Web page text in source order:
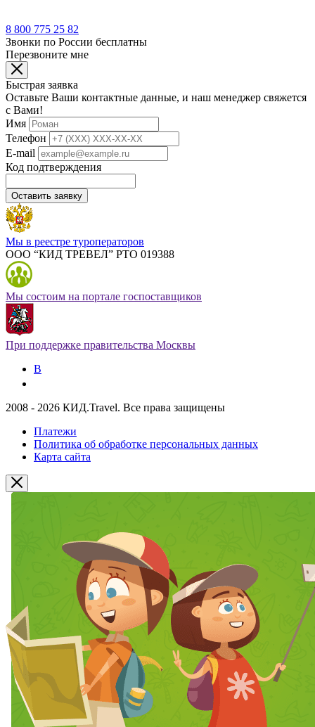
8 800 775 25 82
Звонки по России бесплатны
Перезвоните мне
Быстрая заявка
Оставьте Ваши контактные данные, и наш менеджер свяжется
с Вами!
Имя
Телефон
E-mail
Код подтверждения
Оставить заявку
Мы в реестре туроператоров
ООО “КИД ТРЕВЕЛ” РТО 019388
Мы состоим на портале госпоставщиков
При поддержке правительства Москвы
В
2008 - 2026 КИД.Travel. Все права защищены
Платежи
Политика об обработке персональных данных
Карта сайта